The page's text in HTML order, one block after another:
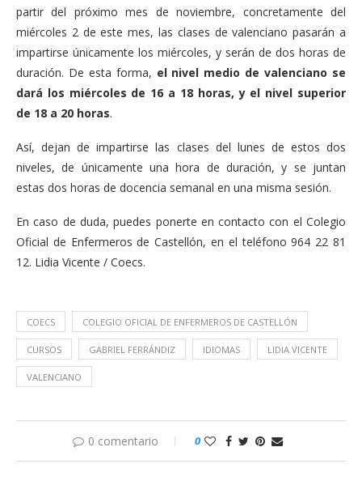
partir del próximo mes de noviembre, concretamente del
miércoles 2 de este mes, las clases de valenciano pasarán a
impartirse únicamente los miércoles, y serán de dos horas de
duración. De esta forma, el nivel medio de valenciano se
dará los miércoles de 16 a 18 horas, y el nivel superior
de 18 a 20 horas.
Así, dejan de impartirse las clases del lunes de estos dos
niveles, de únicamente una hora de duración, y se juntan
estas dos horas de docencia semanal en una misma sesión.
En caso de duda, puedes ponerte en contacto con el Colegio
Oficial de Enfermeros de Castellón, en el teléfono 964 22 81
12. Lidia Vicente / Coecs.
COECS COLEGIO OFICIAL DE ENFERMEROS DE CASTELLÓN
CURSOS GABRIEL FERRÁNDIZ IDIOMAS LIDIA VICENTE
VALENCIANO
0 comentario 0